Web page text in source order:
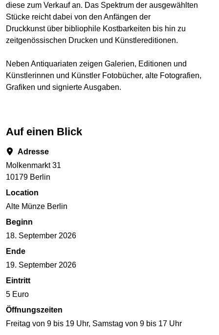
diese zum Verkauf an. Das Spektrum der ausgewählten
Stücke reicht dabei von den Anfängen der
Druckkunst über bibliophile Kostbarkeiten bis hin zu
zeitgenössischen Drucken und Künstlereditionen.
Neben Antiquariaten zeigen Galerien, Editionen und
Künstlerinnen und Künstler Fotobücher, alte Fotografien,
Grafiken und signierte Ausgaben.
Auf einen Blick
Adresse
Molkenmarkt 31
10179 Berlin
Location
Alte Münze Berlin
Beginn
18. September 2026
Ende
19. September 2026
Eintritt
5 Euro
Öffnungszeiten
Freitag von 9 bis 19 Uhr, Samstag von 9 bis 17 Uhr